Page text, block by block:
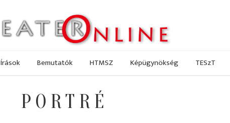
Írások Bemutatók HTMSZ Képügynökség TESzT
PORTRÉ